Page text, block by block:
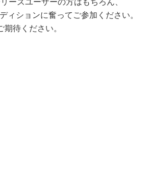
ーズユーザーの方はもちろん、
ィションに奮ってご参加ください。
待ください。